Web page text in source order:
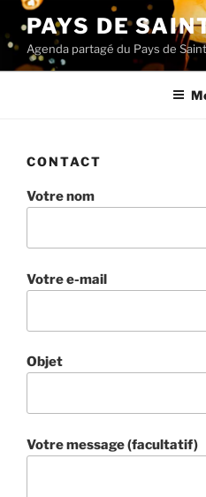
Aller
au
contenu
principal
PAYS DE
Agenda partagé du Pays de
CONTACT
Votre nom
Votre e-mail
Objet
Votre message (facultatif)